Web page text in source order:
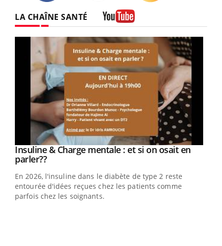
LA CHAÎNE SANTÉ
Youtube
Insuline & Charge mentale : et si on osait en
parler??Youtube
En 2026, l'insuline dans le diabète de type 2 reste
entourée d'idées reçues chez les patients comme
parfois chez les soignants.